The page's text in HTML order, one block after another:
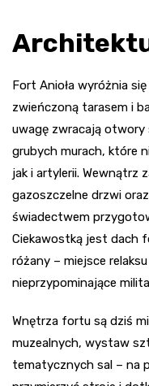
Fort Anioła wyróżnia
zwieńczoną tarasem i
uwagę zwracają
grubych murach, które
jak i artylerii. Wewnątrz
gazoszczelne drzwi
świadectwem
Ciekawostką jest dach
różany – miejsce
nieprzypominające
Wnętrza fortu są dziś
muzealnych, wystaw
tematycznych sal – na